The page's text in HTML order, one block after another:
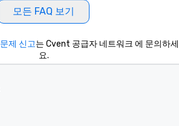
모든 FAQ 보기
문제 신고는 Cvent 공급자 네트워크 에 문의하세
요.